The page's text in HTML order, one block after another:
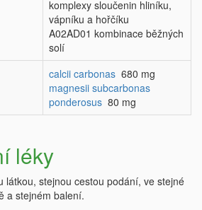
komplexy sloučenin hliníku,
vápníku a hořčíku
A02AD01 kombinace běžných
solí
calcii carbonas 680 mg
magnesii subcarbonas
ponderosus 80 mg
léky
látkou, stejnou cestou podání, ve stejné
a stejném balení.